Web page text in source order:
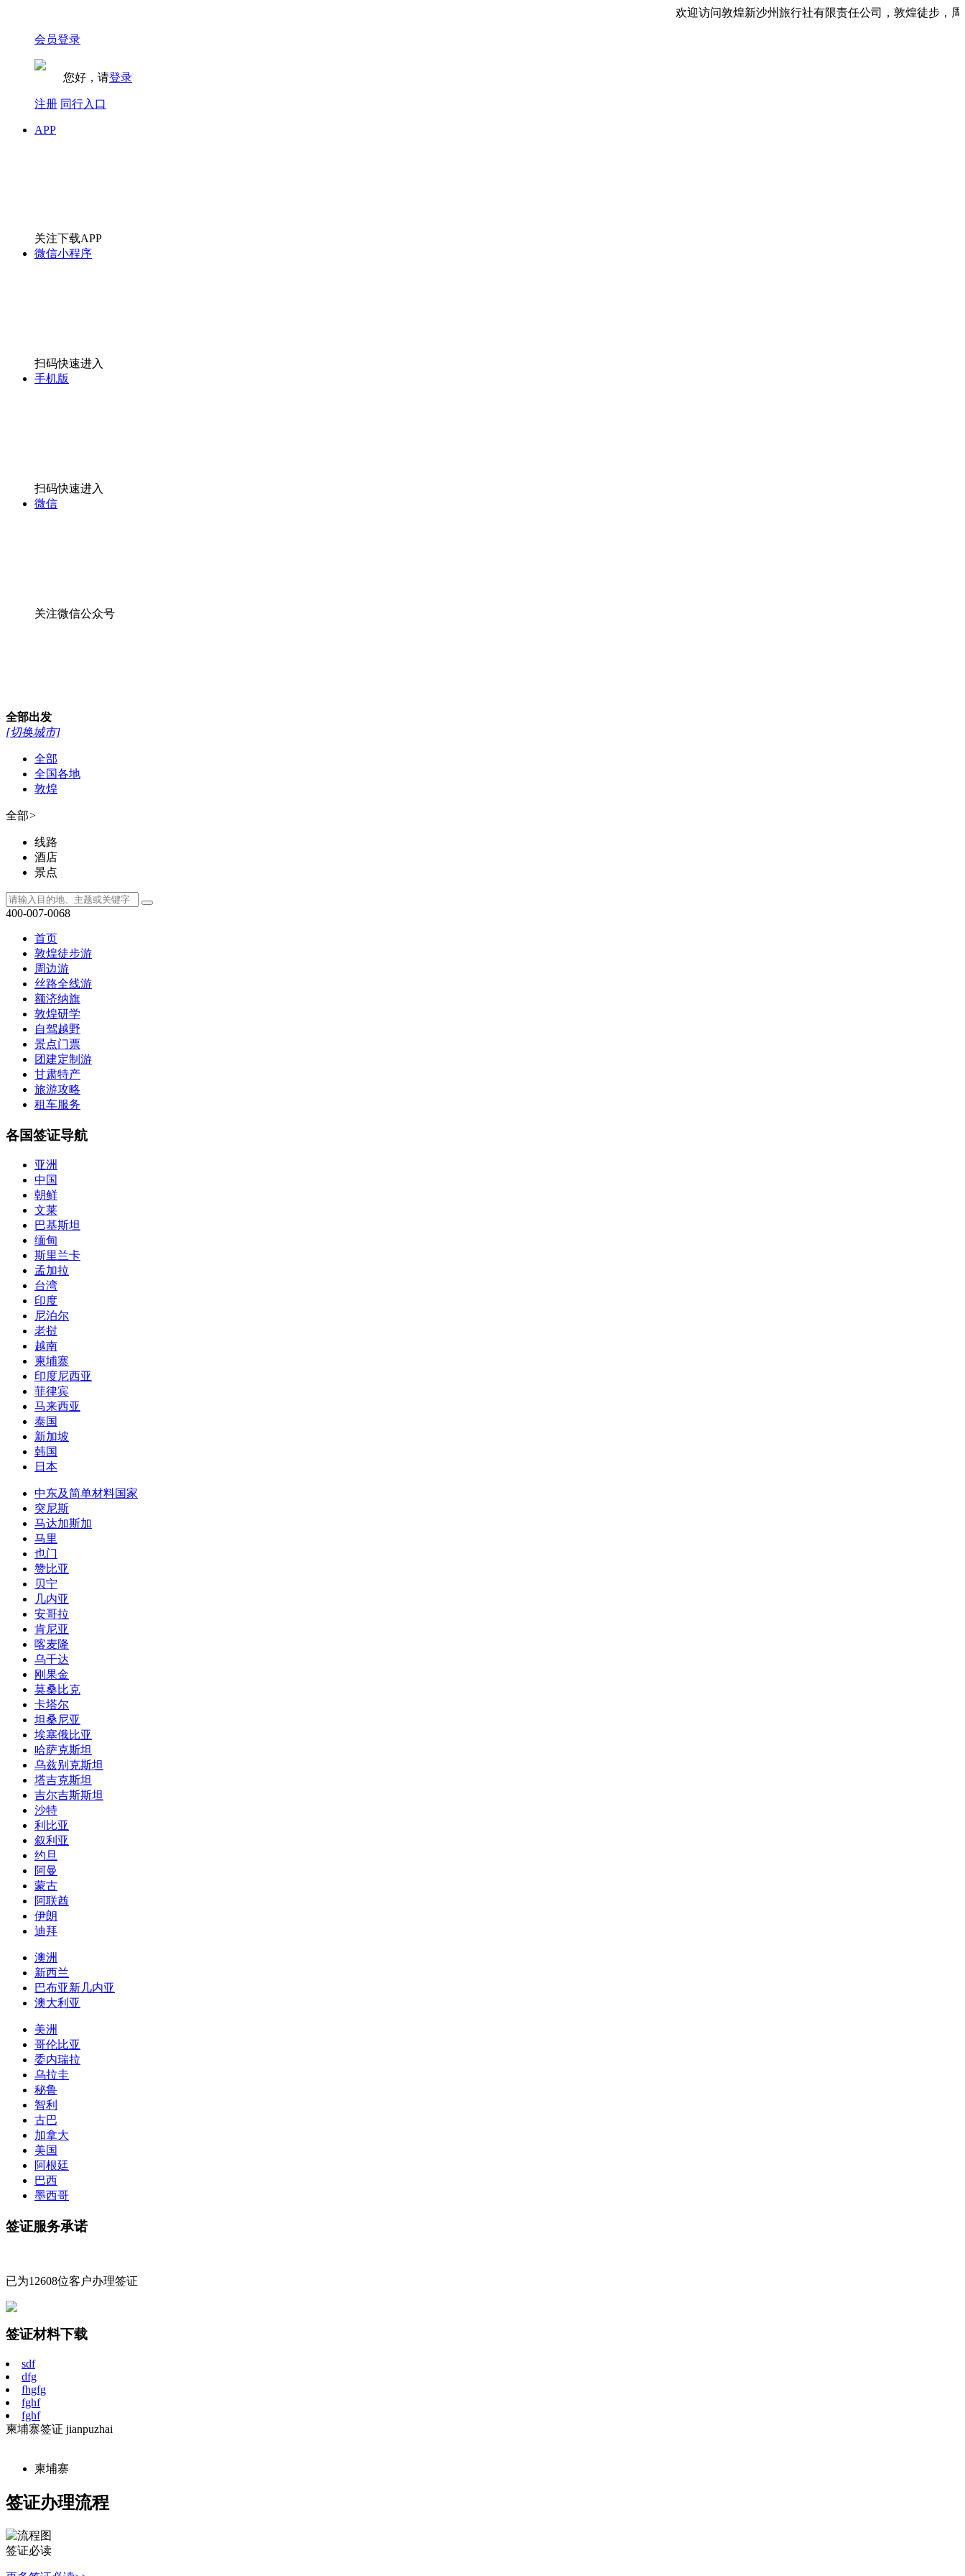
欢迎访问敦煌新沙州旅行社有限责任公司，敦煌徒步，周
会员登录
您好，请登录
注册 同行入口
APP
关注下载APP
微信小程序
扫码快速进入
手机版
扫码快速进入
微信
关注微信公众号
全部出发
[切换城市]
全部
全国各地
敦煌
全部>
线路
酒店
景点
400-007-0068
首页
敦煌徒步游
周边游
丝路全线游
额济纳旗
敦煌研学
自驾越野
景点门票
团建定制游
甘肃特产
旅游攻略
租车服务
各国签证导航
亚洲
中国
朝鲜
文莱
巴基斯坦
缅甸
斯里兰卡
孟加拉
台湾
印度
尼泊尔
老挝
越南
柬埔寨
印度尼西亚
菲律宾
马来西亚
泰国
新加坡
韩国
日本
中东及简单材料国家
突尼斯
马达加斯加
马里
也门
赞比亚
贝宁
几内亚
安哥拉
肯尼亚
喀麦隆
乌干达
刚果金
莫桑比克
卡塔尔
坦桑尼亚
埃塞俄比亚
哈萨克斯坦
乌兹别克斯坦
塔吉克斯坦
吉尔吉斯斯坦
沙特
利比亚
叙利亚
约旦
阿曼
蒙古
阿联酋
伊朗
迪拜
澳洲
新西兰
巴布亚新几内亚
澳大利亚
美洲
哥伦比亚
委内瑞拉
乌拉圭
秘鲁
智利
古巴
加拿大
美国
阿根廷
巴西
墨西哥
签证服务承诺
已为12608位客户办理签证
签证材料下载
sdf
dfg
fhgfg
fghf
fghf
柬埔寨签证 jianpuzhai
柬埔寨
签证办理流程
签证必读